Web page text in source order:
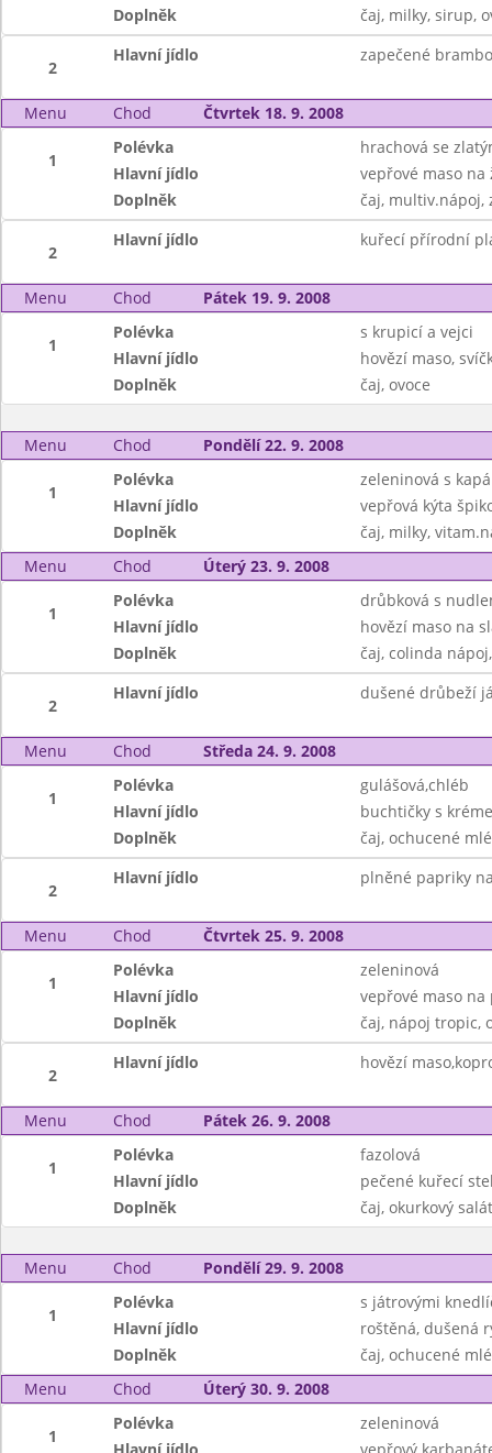
Doplněk
čaj, milky, sirup,
2
Hlavní jídlo zapečené
Menu Chod Čtvrtek 18. 9. 2008
1
Polévka
hrachová se
Hlavní jídlo
vepřové maso
Doplněk
čaj, multiv.nápoj,
2
Hlavní jídlo kuřecí přírodní
Menu Chod Pátek 19. 9. 2008
1
Polévka
s krupicí a vejci
Hlavní jídlo
hovězí maso,
Doplněk
čaj, ovoce
Menu Chod Pondělí 22. 9. 2008
1
Polévka
zeleninová s
Hlavní jídlo
vepřová kýta
Doplněk
čaj, milky,
Menu
Chod Úterý 23. 9. 2008
1
Polévka
drůbková s
Hlavní jídlo
hovězí maso na
Doplněk
čaj, colinda
2
Hlavní jídlo dušené drůbeží
Menu Chod Středa 24. 9. 2008
1
Polévka
gulášová,chléb
Hlavní jídlo
buchtičky s
Doplněk
čaj, ochucené
2
Hlavní jídlo plněné papriky
Menu Chod Čtvrtek 25. 9. 2008
1
Polévka
zeleninová
Hlavní jídlo
vepřové maso
Doplněk
čaj, nápoj tropic,
2
Hlavní jídlo hovězí
Menu Chod Pátek 26. 9. 2008
1
Polévka
fazolová
Hlavní jídlo
pečené kuřecí
Doplněk
čaj, okurkový salát
Menu Chod Pondělí 29. 9. 2008
1
Polévka
s játrovými
Hlavní jídlo
roštěná, dušená
Doplněk
čaj, ochucené
Menu
Chod Úterý 30. 9. 2008
1
Polévka
zeleninová